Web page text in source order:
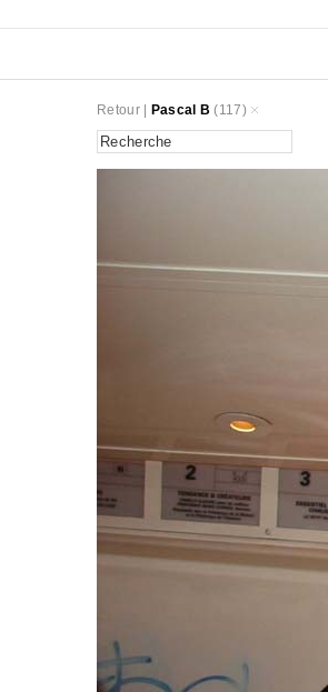
Retour| Pascal B (117)